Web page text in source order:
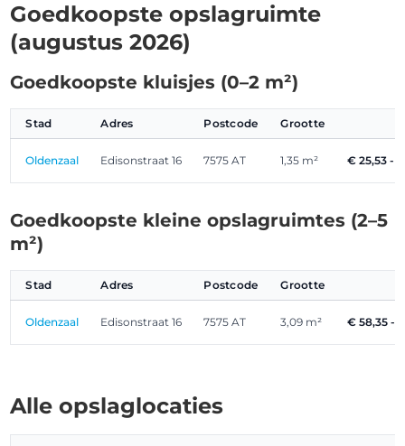
Goedkoopste opslagruimte
(augustus 2026)
Goedkoopste kluisjes (0–2 m²)
Stad Adres Postcode Grootte
Oldenzaal Edisonstraat 16 7575 AT 1,35 m² € 25,53 -
Goedkoopste kleine opslagruimtes (2–5
m²)
Stad Adres Postcode Grootte
Oldenzaal Edisonstraat 16 7575 AT 3,09 m² € 58,35 -
Alle opslaglocaties